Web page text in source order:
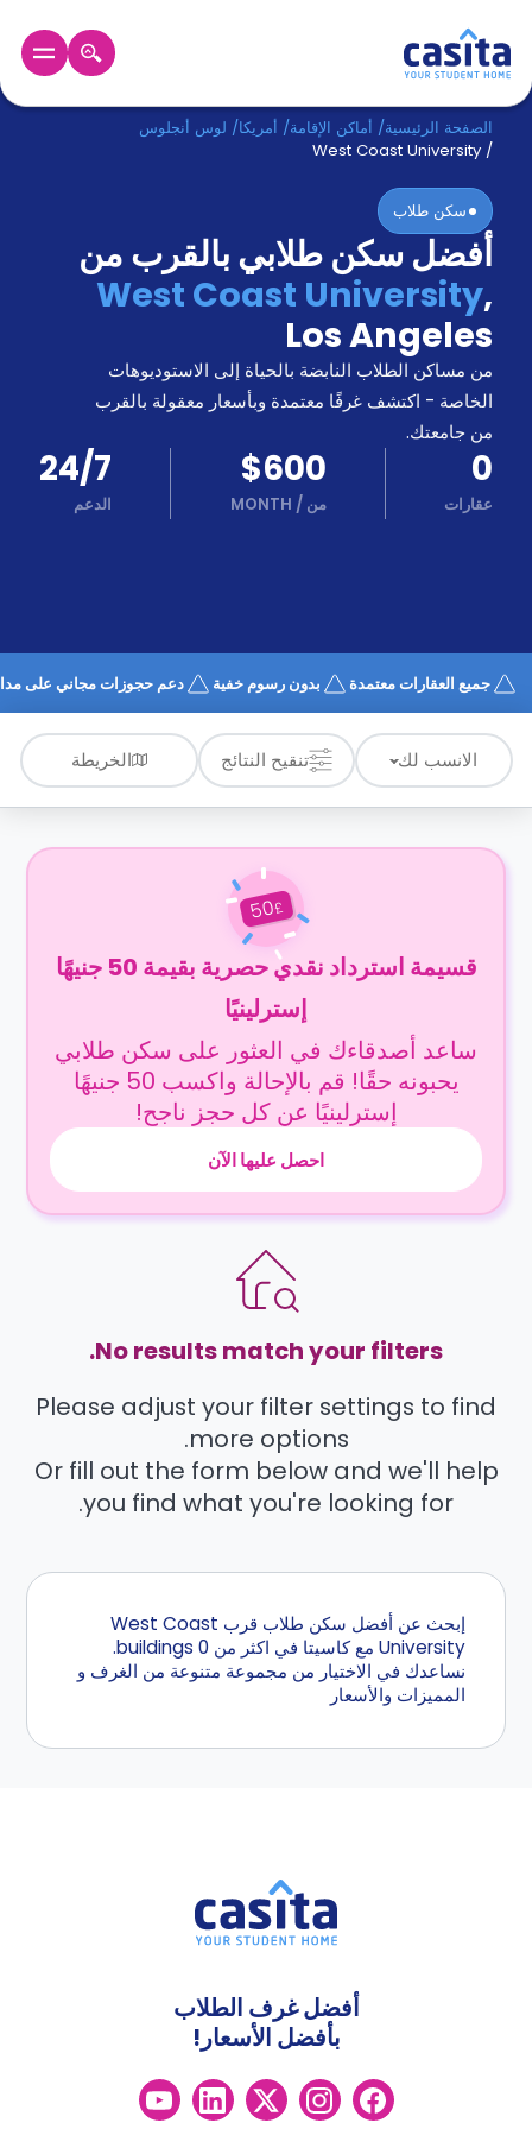
الرئيسية عربي USD
دخول
حجز
السكن
من
نحن؟
المدونة
أخبر
أصدقائك
و
اكسب
كن
شريكا
الدعم
كيف
تعمل؟
الأسئلة
الشائعة
الصفحة الرئيسية/ أماكن الإقامة/ أمريكا/ لوس أنجلوس
/
West Coast University
سكن طلاب
أفضل سكن طلابي بالقرب من
West Coast University,
Los Angeles
من مساكن الطلاب النابضة بالحياة إلى الاستوديوهات
الخاصة - اكتشف غرفًا معتمدة وبأسعار معقولة بالقرب
من جامعتك.
0
عقارات
$600
من /
MONTH
24/7
الدعم
جميع العقارات معتمدة بدون رسوم خفية دعم حجوزات مجاني على مدار
الانسب لك تنقيح النتائج الخريطة
£
50
قسيمة استرداد نقدي حصرية بقيمة 50 جنيهًا
إسترلينيًا
ساعد أصدقاءك في العثور على سكن طلابي
يحبونه حقًا! قم بالإحالة واكسب 50 جنيهًا
إسترلينيًا عن كل حجز ناجح!
احصل عليها الآن
No results match your filters.
Please adjust your filter settings to find
more options.
Or fill out the form below and we'll help
you find what you're looking for.
إبحث عن أفضل سكن طلاب قرب West Coast
University مع كاسيتا في اكثر من 0 buildings.
نساعدك في الاختيار من مجموعة متنوعة من الغرف و
المميزات والأسعار
أفضل غرف الطلاب
بأفضل الأسعار!